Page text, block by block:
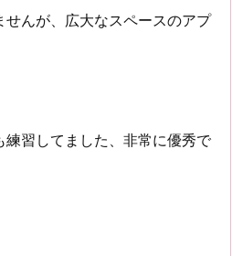
せんが、広大なスペースのアプ
習してました、非常に優秀で